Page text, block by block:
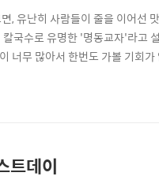
, 유난히 사람들이 줄을 이어선
국수로 유명한 '명동교자'라고
너무 많아서 한번도 가볼 기회가
서 다녀왔습니다. (어제 같은 평
트데이